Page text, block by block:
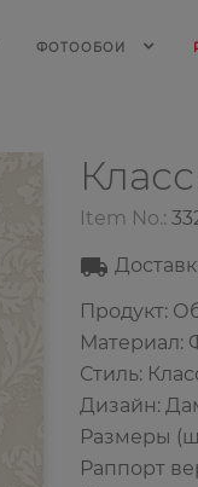
ФОТООБОИ
Item No.:
Продукт:
Материал:
Стиль:
Дизайн:
Размеры
Раппорт